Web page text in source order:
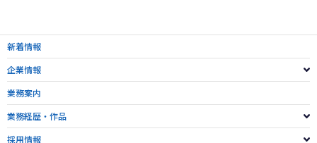
新着情報
企業情報
業務案内
業務経歴・作品
採用情報